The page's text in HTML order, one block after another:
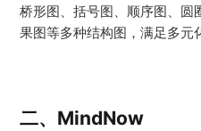
桥形图、括号图、顺序图、圆
果图等多种结构图，满足多元
二、MindNow